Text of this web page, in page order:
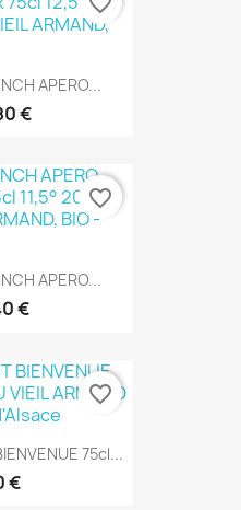
APERO...
€
APERO...
€
favorite_border
75cl...
€
favorite_border